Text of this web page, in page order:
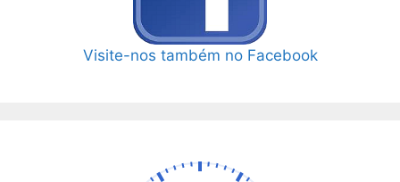
Visite-nos também no Facebook